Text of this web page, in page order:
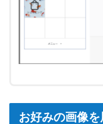
お好みの画像